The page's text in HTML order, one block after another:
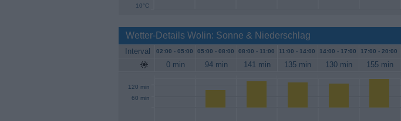
10°C
Wetter-Details Wolin: Sonne & Niederschlag
Interval 02:00 - 05:00 05:00 - 08:00 08:00 - 11:00 11:00 - 14:00 14:00 - 17:00 17:00 - 20:00
0 min 94 min 141 min 135 min 130 min 155 min
60 min
120 min